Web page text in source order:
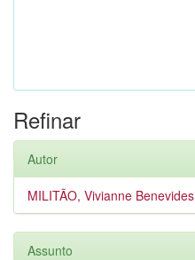
Refinar
Autor
MILITÃO, Vivianne Benevides
Assunto